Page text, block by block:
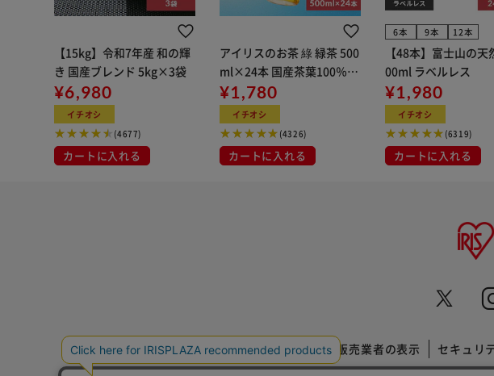
【15kg】令和7年産 和の輝
き 国産ブレンド 5kg×3袋
¥6,980
イチオシ
(4677)
カートに入れる
アイリスのお茶 綠 緑茶 500
ml×24本 国産茶葉100％使
用
¥1,780
イチオシ
(4326)
カートに入れる
6本 9本 12本
【48本】富士山の天
00ml ラベルレス
¥1,980
イチオシ
(6319)
カートに入れる
特定商取引法に基づく通信販売業者の表示 セキュリ